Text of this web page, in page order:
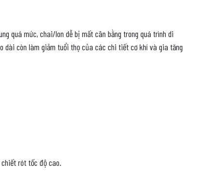
quá mức, chai/lon dễ bị mất cân bằng trong quá trình di
dài còn làm giảm tuổi thọ của các chi tiết cơ khí và gia tăng
rót tốc độ cao.